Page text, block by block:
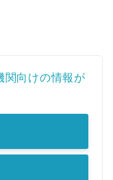
関向けの情報が